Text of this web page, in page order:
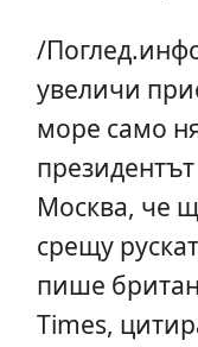
/
увеличи
море само
Москва, че
срещу
пише
Times,